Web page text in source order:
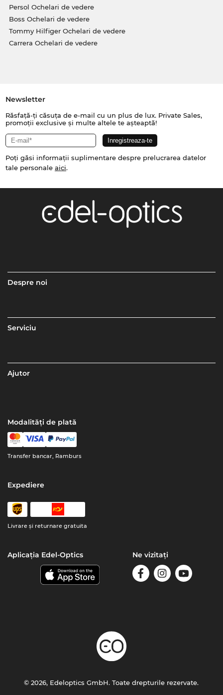
Persol Ochelari de vedere
Boss Ochelari de vedere
Tommy Hilfiger Ochelari de vedere
Carrera Ochelari de vedere
Newsletter
Răsfață-ți căsuța de e-mail cu un plus de lux. Private Sales,
promoții exclusive și multe altele te așteaptă!
Poți găsi informații suplimentare despre prelucrarea datelor
tale personale aici.
Despre noi
Serviciu
Ajutor
Modalități de plată
Transfer bancar, Ramburs
Expediere
Livrare şi returnare gratuita
Aplicația Edel-Optics Ne vizitați
© 2026, Edeloptics GmbH. Toate drepturile rezervate.